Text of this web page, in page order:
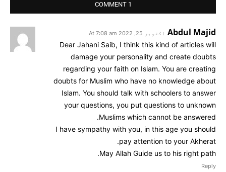
1 COMMENT
Abdul Majid اکتوبر 25, 2022 At 7:08 am
Dear Jahani Saib, I think this kind of articles will
damage your personality and create doubts
regarding your faith on Islam. You are creating
doubts for Muslim who have no knowledge about
Islam. You should talk with schoolers to answer
your questions, you put questions to unknown
Muslims which cannot be answered.
I have sympathy with you, in this age you should
pay attention to your Akherat.
May Allah Guide us to his right path.
Reply